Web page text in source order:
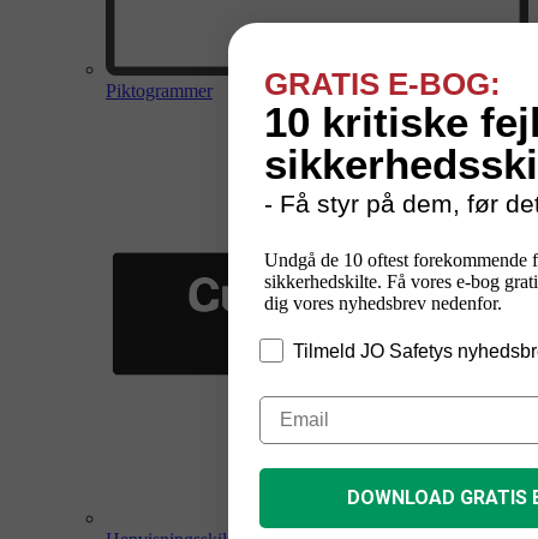
Piktogrammer GRATIS E-BOG:
10 kritiske
- Få styr på dem, før
Undgå de 10 oftest forekommende
sikkerhedskilte. Få vores e-bog
dig vores nyhedsbrev nedenfor.
Tilmeld JO Safetys
DOWNLOAD GRATIS